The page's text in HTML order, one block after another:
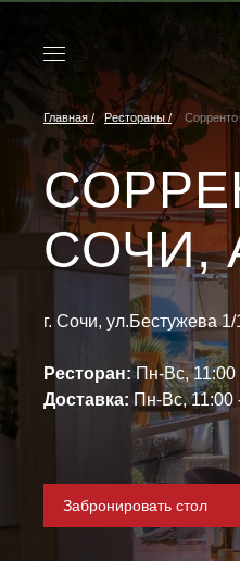
СОЧИ,
г. Сочи, ул.Бестужева
Ресторан:Пн-Вс, 11:00
Доставка: Пн-Вс, 11:00
Забронировать стол
Главная / Рестораны /